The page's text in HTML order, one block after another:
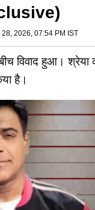
2026, 07:54 PM IST
विवाद हुआ। श्रेया
है।